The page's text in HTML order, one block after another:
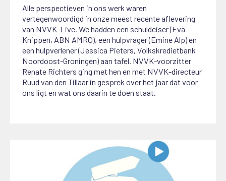
Alle perspectieven in ons werk waren
vertegenwoordigd in onze meest recente aflevering
van NVVK-Live. We hadden een schuldeiser (Eva
Knippen, ABN AMRO), een hulpvrager (Emine Alp) en
een hulpverlener (Jessica Pieters, Volkskredietbank
Noordoost-Groningen) aan tafel. NVVK-voorzitter
Renate Richters ging met hen en met NVVK-directeur
Ruud van den Tillaar in gesprek over het jaar dat voor
ons ligt en wat ons daarin te doen staat.